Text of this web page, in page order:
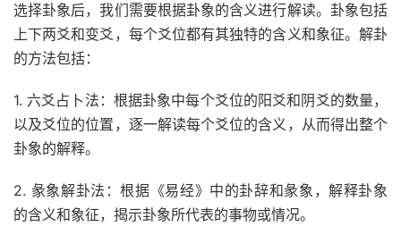
选择卦象后，我们需要根据卦象的含义进行解读。卦象包括
上下两爻和变爻，每个爻位都有其独特的含义和象征。解卦
的方法包括：
1. 六爻占卜法：根据卦象中每个爻位的阳爻和阴爻的数量，
以及爻位的位置，逐一解读每个爻位的含义，从而得出整个
卦象的解释。
2. 彖象解卦法：根据《易经》中的卦辞和彖象，解释卦象
的含义和象征，揭示卦象所代表的事物或情况。